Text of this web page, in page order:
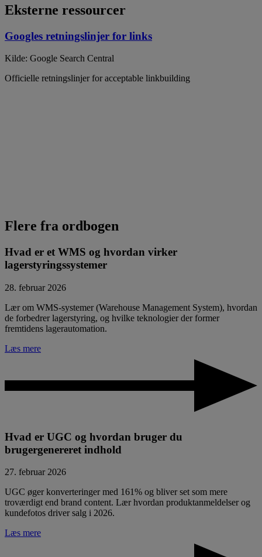
Eksterne ressourcer
Googles retningslinjer for links
Kilde: Google Search Central
Officielle retningslinjer for acceptable linkbuilding
Flere fra ordbogen
Hvad er et WMS og hvordan virker
lagerstyringssystemer
28. februar 2026
Lær om WMS-systemer (Warehouse Management System), hvordan
de forbedrer lagerstyring, og hvilke teknologier der former
fremtidens lagerautomation.
Læs mere
Hvad er UGC og hvordan bruger du
brugergenereret indhold
27. februar 2026
UGC øger konverteringer med 161% og bliver set som mere
troværdigt end brand content. Lær hvordan produktanmeldelser og
kundefotos driver salg i 2026.
Læs mere